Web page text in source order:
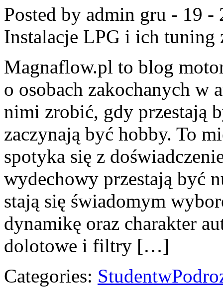
Posted by admin gru - 19 -
Instalacje LPG i ich tuning
Magnaflow.pl to blog
o osobach zakochanych w
nimi zrobić, gdy przestają
zaczynają być hobby. To
spotyka się z
wydechowy przestają być
stają się świadomym
dynamikę oraz charakter
dolotowe i filtry […]
Categories: